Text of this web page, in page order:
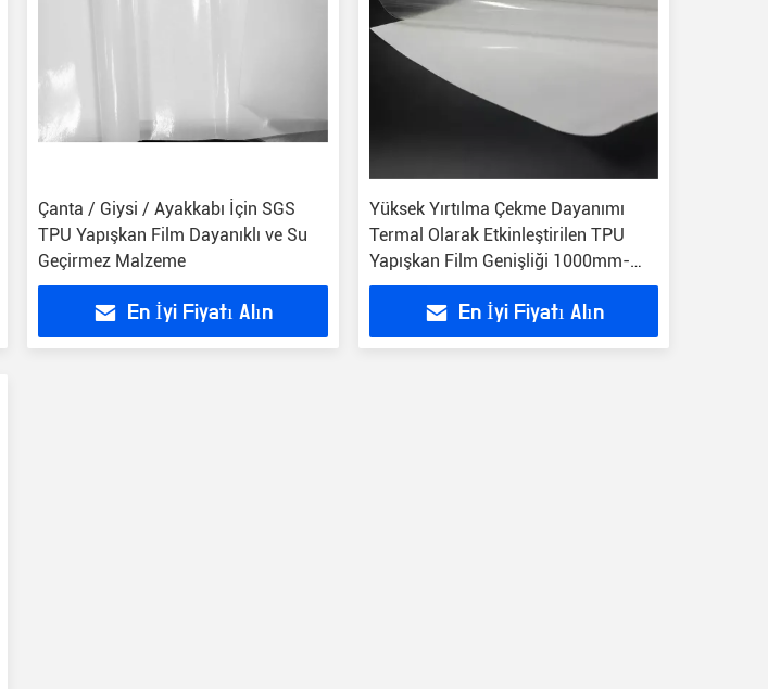
Çanta / Giysi / Ayakkabı İçin SGS
TPU Yapışkan Film Dayanıklı ve Su
Geçirmez Malzeme
En İyi Fiyatı Alın
Yüksek Yırtılma Çekme Dayanımı
Termal Olarak Etkinleştirilen TPU
Yapışkan Film Genişliği 1000mm-
2000mm
En İyi Fiyatı Alın